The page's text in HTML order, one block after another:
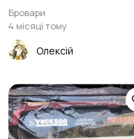
Бровари
4 місяці тому
Олексій